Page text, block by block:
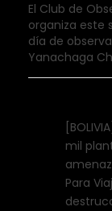
El Club de
organiza este
día de
Yanachaga
mil
Para